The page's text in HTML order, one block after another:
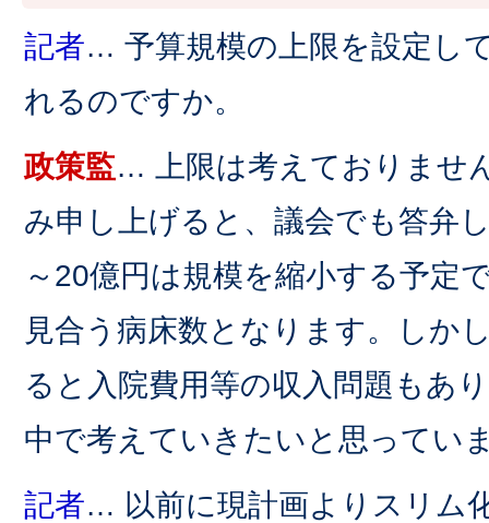
記者… 予算規模の上限を設定し
れるのですか。
政策監… 上限は考えておりませ
み申し上げると、議会でも答弁
～20億円は規模を縮小する予定
見合う病床数となります。しか
ると入院費用等の収入問題もあ
中で考えていきたいと思ってい
記者… 以前に現計画よりスリム